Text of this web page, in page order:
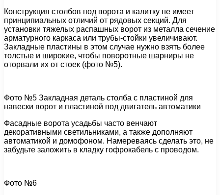
Конструкция столбов под ворота и калитку не имеет
принципиальных отличий от рядовых секций. Для
установки тяжелых распашных ворот из металла сечение
арматурного каркаса или трубы-стойки увеличивают.
Закладные пластины в этом случае нужно взять более
толстые и широкие, чтобы поворотные шарниры не
оторвали их от стоек (фото №5).
Фото №5 Закладная деталь столба с пластиной для
навески ворот и пластиной под двигатель автоматики
Фасадные ворота усадьбы часто венчают
декоративными светильниками, а также дополняют
автоматикой и домофоном. Намереваясь сделать это, не
забудьте заложить в кладку гофрокабель с проводом.
Фото №6